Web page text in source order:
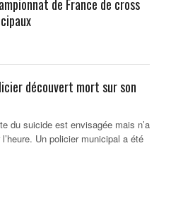
de France de cross
découvert mort sur son
du suicide est envisagée mais n’a
Un policier municipal a été